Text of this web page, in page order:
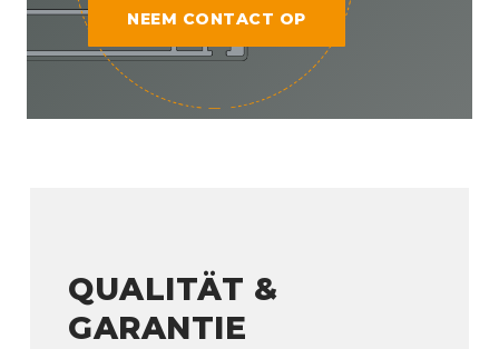
NEEM CONTACT OP
QUALITÄT &
GARANTIE